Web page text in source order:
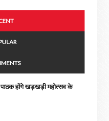
होंगे खड़खड़ी महोत्सव के